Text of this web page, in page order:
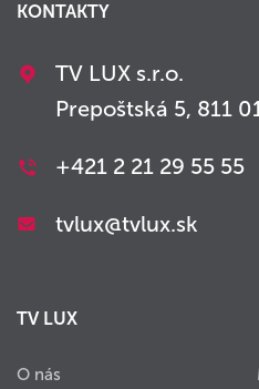
KONTAKTY
TV LUX s.r.o.
Prepoštská 5, 811
+421 2 21 29 55 55
tvlux@tvlux.sk
TV LUX
O nás